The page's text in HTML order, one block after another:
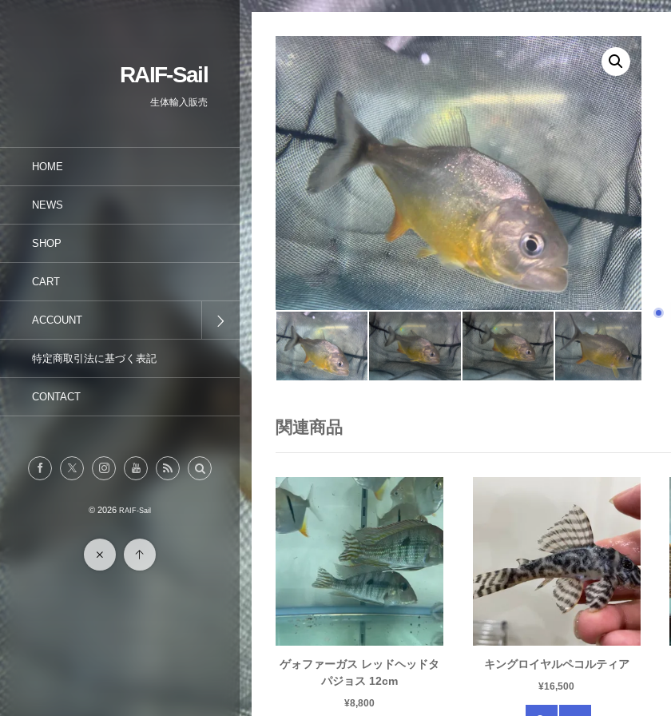
RAIF-Sail
生体輸入販売
HOME
NEWS
SHOP
CART
ACCOUNT
特定商取引法に基づく表記
CONTACT
© 2026 RAIF-Sail
関連商品
ゲォファーガス レッドヘッドタ
パジョス 12cm
¥8,800
キングロイヤルペコルティア
¥16,500